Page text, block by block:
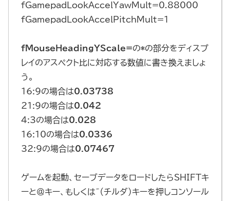
fGamepadLookAccelYawMult=0.88000
fGamepadLookAccelPitchMult=1
fMouseHeadingYScale=の*の部分をディスプ
レイのアスペクト比に対応する数値に書き換えましょ
う。
16:9の場合は0.03738
21:9の場合は0.042
4:3の場合は0.028
16:10の場合は0.0336
32:9の場合は0.07467
ゲームを起動、セーブデータをロードしたらSHIFTキ
ーと＠キー、もしくは~（チルダ）キーを押しコンソール